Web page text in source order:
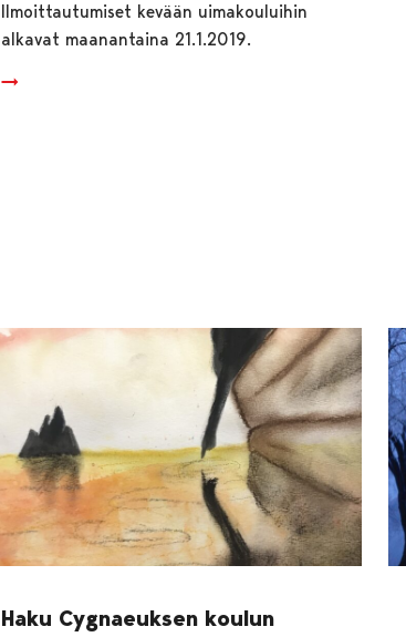
Ilmoittautumiset kevään uimakouluihin
alkavat maanantaina 21.1.2019.
Haku Cygnaeuksen koulun